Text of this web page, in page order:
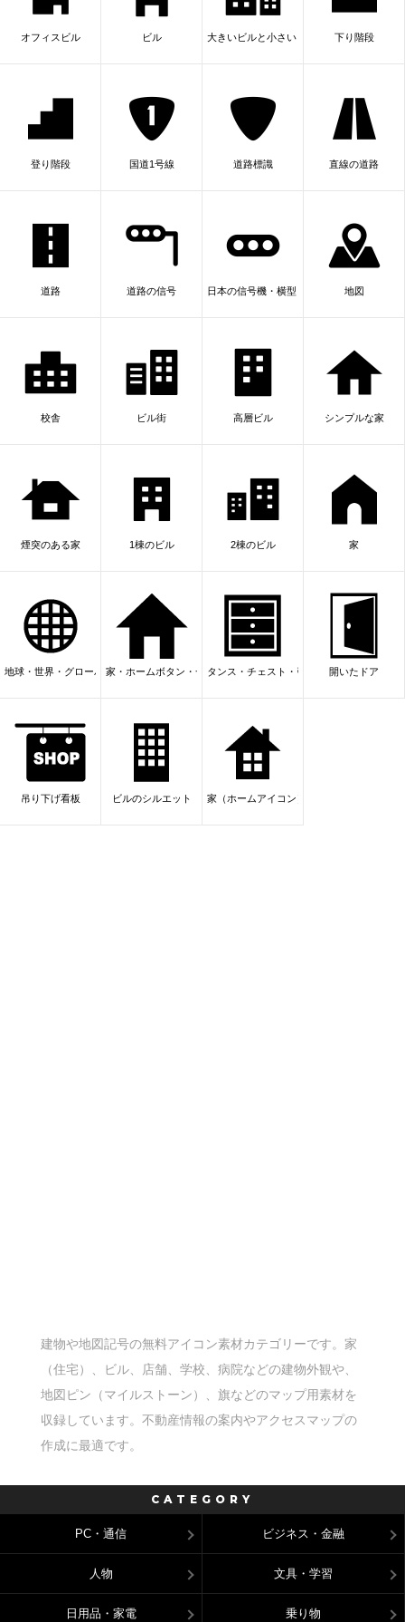
オフィスビル ビル 大きいビルと小さいビル 下り階段
登り階段 国道1号線 道路標識 直線の道路
道路 道路の信号 日本の信号機・横型（シルエット）
地図
校舎 ビル街 高層ビル シンプルな家
煙突のある家 1棟のビル 2棟のビル 家
地球・世界・グローバル家・ホームボタン・一軒家・トップページタンス・チェスト・引き出し・収納家具
開いたドア
吊り下げ看板 ビルのシルエット 家（ホームアイコン）
建物や地図記号の無料アイコン素材カテゴリーです。家
（住宅）、ビル、店舗、学校、病院などの建物外観や、
地図ピン（マイルストーン）、旗などのマップ用素材を
収録しています。不動産情報の案内やアクセスマップの
作成に最適です。
CATEGORY
PC・通信 ビジネス・金融
人物 文具・学習
日用品・家電 乗り物